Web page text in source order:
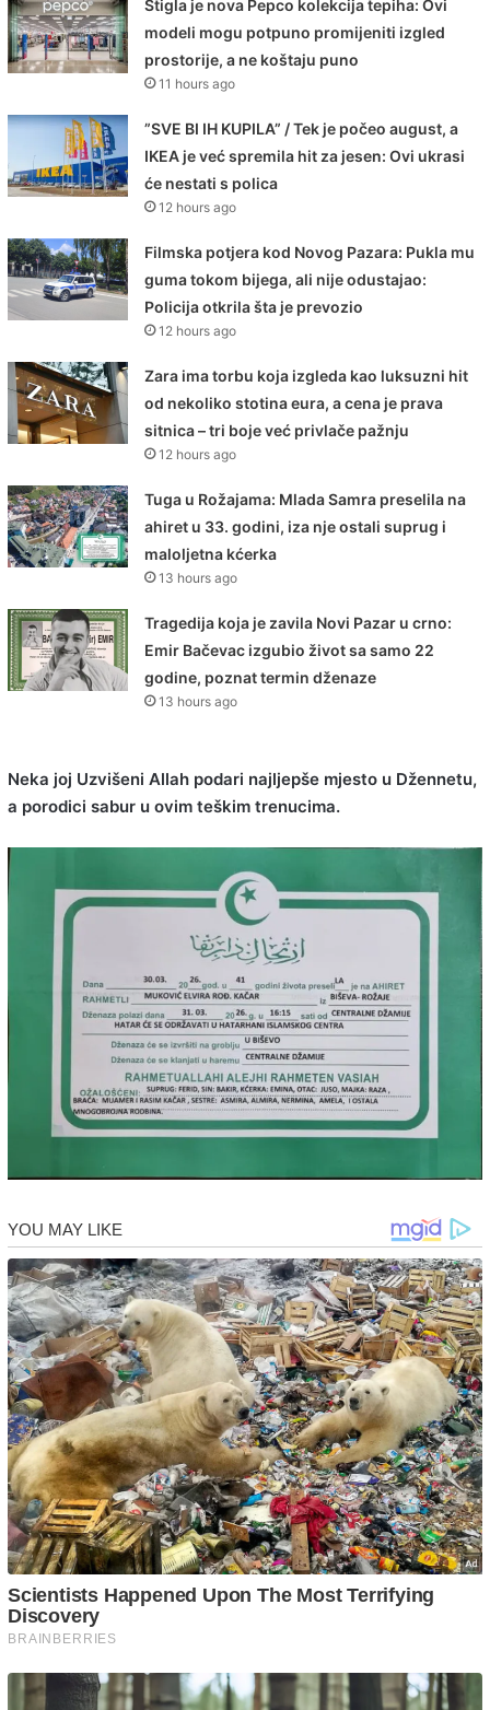
Stigla je nova Pepco kolekcija tepiha: Ovi
modeli mogu potpuno promijeniti izgled
prostorije, a ne koštaju puno
11 hours ago
”SVE BI IH KUPILA” / Tek je počeo august, a
IKEA je već spremila hit za jesen: Ovi ukrasi
će nestati s polica
12 hours ago
Filmska potjera kod Novog Pazara: Pukla mu
guma tokom bijega, ali nije odustajao:
Policija otkrila šta je prevozio
12 hours ago
Zara ima torbu koja izgleda kao luksuzni hit
od nekoliko stotina eura, a cena je prava
sitnica – tri boje već privlače pažnju
12 hours ago
Tuga u Rožajama: Mlada Samra preselila na
ahiret u 33. godini, iza nje ostali suprug i
maloljetna kćerka
13 hours ago
Tragedija koja je zavila Novi Pazar u crno:
Emir Bačevac izgubio život sa samo 22
godine, poznat termin dženaze
13 hours ago
Neka joj Uzvišeni Allah podari najljepše mjesto u Džennetu,
a porodici sabur u ovim teškim trenucima.